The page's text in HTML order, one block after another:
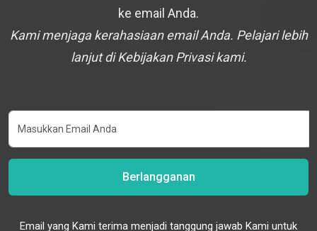
ke email Anda.
Kami menjaga kerahasiaan email Anda. Pelajari lebih
lanjut di Kebijakan Privasi kami.
Berlangganan
Email yang Kami terima menjadi tanggung jawab Kami untuk